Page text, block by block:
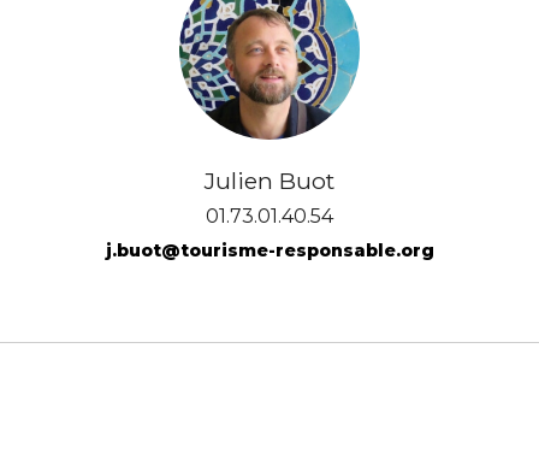
Julien Buot
01.73.01.40.54
j.buot@tourisme-responsable.org